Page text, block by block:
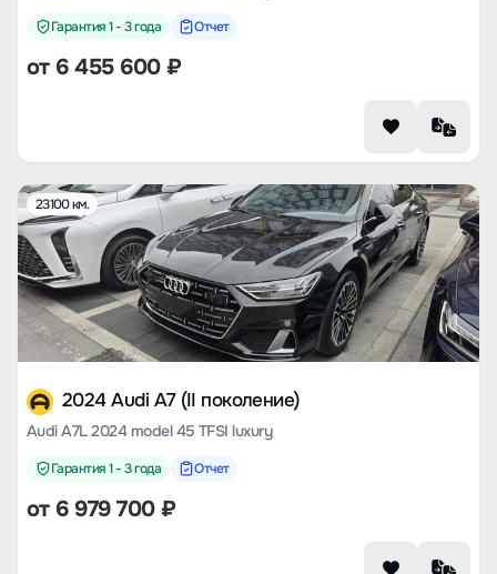
Гарантия 1 - 3 года Отчет
от 6 455 600₽
23100 км.
2024 Audi A7 (II поколение)
Audi A7L 2024 model 45 TFSI luxury
Гарантия 1 - 3 года Отчет
от 6 979 700₽